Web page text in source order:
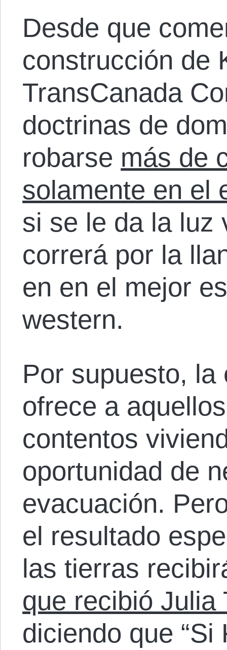
Desde que
construcción de
TransCanada
doctrinas de
robarse más de
solamente en el
si se le da la luz
correrá por la
en en el mejor
western.
Por supuesto,
ofrece a
contentos
oportunidad de
evacuación.
el resultado
las tierras
que recibió Julia
diciendo que